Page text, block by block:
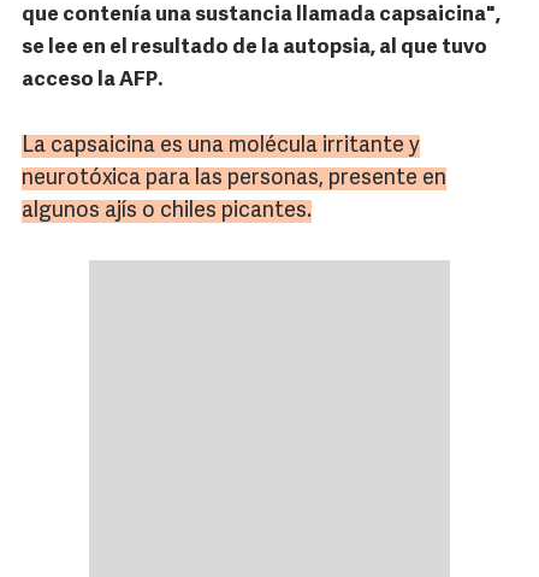
que contenía una sustancia llamada capsaicina",
se lee en el resultado de la autopsia, al que tuvo
acceso la AFP.
La capsaicina es una molécula irritante y
neurotóxica para las personas, presente en
algunos ajís o chiles picantes.